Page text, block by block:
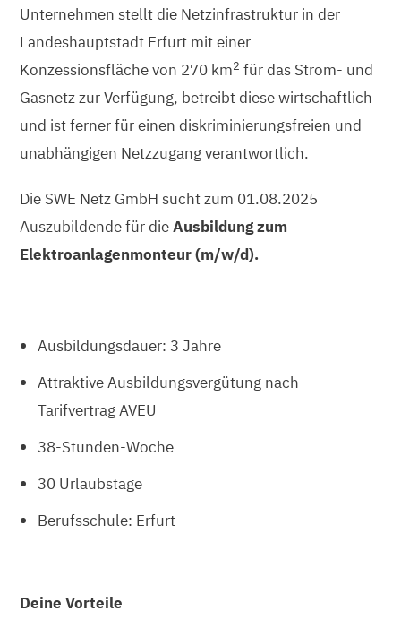
Unternehmen stellt die Netzinfrastruktur in der
Landeshauptstadt Erfurt mit einer
Konzessionsfläche von 270 km2 für das Strom- und
Gasnetz zur Verfügung, betreibt diese wirtschaftlich
und ist ferner für einen diskriminierungsfreien und
unabhängigen Netzzugang verantwortlich.
Die SWE Netz GmbH sucht zum 01.08.2025
Auszubildende für dieAusbildung zum
Elektroanlagenmonteur (m/w/d).
Ausbildungsdauer: 3 Jahre
Attraktive Ausbildungsvergütung nach
Tarifvertrag AVEU
38-Stunden-Woche
30 Urlaubstage
Berufsschule: Erfurt
Deine Vorteile